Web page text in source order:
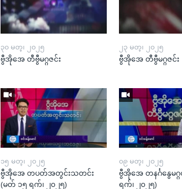
၃၀ မတ္၊ ၂၀၂၅
ဗွီအိုအေ တီဗွီမဂ္ဂဇင်း
၂၃ မတ္၊ ၂၀၂၅
ဗွီအိုအေ တီဗွီမဂ္ဂဇင်း
၁၅ မတ္၊ ၂၀၂၅
ဗွီအိုအေ တပတ်အတွင်းသတင်း
(မတ် ၁၅ ရက်၊ ၂၀၂၅)
၀၉ မတ္၊ ၂၀၂၅
ဗွီအိုအေ တနင်္ဂနွေမဂ္
ရက်၊ ၂၀၂၅)